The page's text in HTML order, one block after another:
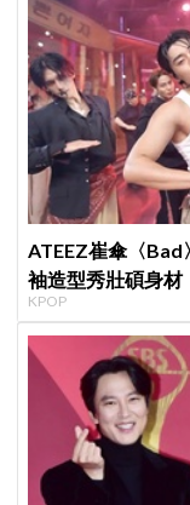
ATEEZ崔傘〈
袖造型秀壯碩身
Shorts演算法
KPOP